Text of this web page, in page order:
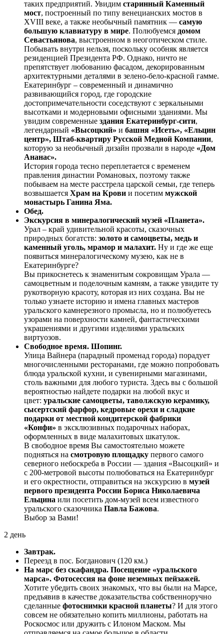
таких предприятий. Увидим старинный Каменный
мост, построенный по типу венецианских мостов в
XVIII веке, а также необычный памятник — самую
большую клавиатуру в мире. Полюбуемся домом
Севастьянова, выстроенном в неоготическом стиле.
Побывать внутри нельзя, поскольку особняк является
резиденцией Президента РФ. Однако, ничто не
препятствует любованию фасадом, декорированным
архитектурными деталями в зелено-бело-красной гамме.
Екатеринбург – современный и динамично
развивающийся город, где городские
достопримечательности соседствуют с зеркальными
высотками и модерновыми офисными зданиями. Мы
увидим современные здания Екатеринбург-сити,
легендарный «Высоцкий» и башня «Исеть», «Ельцин
центр», Штаб-квартиру Русской Медной Компании,
которую за необычный дизайн прозвали в народе «Дом
Ананас».
История города тесно переплетается с временем
правления династии Романовых, поэтому также
побываем на месте расстрела царской семьи, где теперь
возвышается Храм на Крови и посетим мужской
монастырь Ганина Яма.
Обед.
Экскурсия в минералогический музей «Планета».
Урал – край удивительной красоты, сказочных
природных богатств: золото и самоцветы, медь и
каменный уголь, мрамор и малахит. Ну и где же еще
появиться минералогическому музею, как не в
Екатеринбурге?
Вы прикоснетесь к знаменитым сокровищам Урала —
самоцветным и поделочным камням, а также увидите ту
рукотворную красоту, которая из них создана. Вы не
только узнаете историю и имена главных мастеров
уральского камнерезного промысла, но и полюбуетесь
узорами на поверхности камней, фантастическими
украшениями и другими изделиями уральских
виртуозов.
Свободное время. Шопинг.
Улица Вайнера (парадный променад города) порадует
многочисленными ресторанами, где можно попробовать
блюда уральской кухни, и сувенирными магазинами,
столь важными для любого туриста. Здесь вы с большой
вероятностью найдете подарки на любой вкус и
цвет: уральские самоцветы, таволжскую керамику,
сысертский фарфор, кедровые орехи и сладкие
подарки от местной кондитерской фабрики
«Конфи» в эксклюзивных подарочных наборах,
оформленных в виде малахитовых шкатулок.
В свободное время Вы самостоятельно можете
подняться на смотровую площадку первого самого
северного небоскреба в России — здания «Высоцкий» и
с 200-метровой высоты полюбоваться на Екатеринбург
и его окрестности, отправиться на экскурсию в музей
первого президента России Бориса Николаевича
Ельцина или посетить дом-музей всем известного
уральского сказочника Павла Бажова.
Выбор за Вами!
2 день
Завтрак.
Переезд в пос. Богданович (120 км.)
На марс без скафандра. Посещение «уральского
марса». Фотосессия на фоне неземных пейзажей.
Хотите убедить своих знакомых, что вы были на Марсе,
предъявив в качестве доказательства собственноручно
сделанные фотоснимки красной планеты? И для этого
совсем не обязательно копить миллионы, работать на
Роскосмос или дружить с Илоном Маском. Мы